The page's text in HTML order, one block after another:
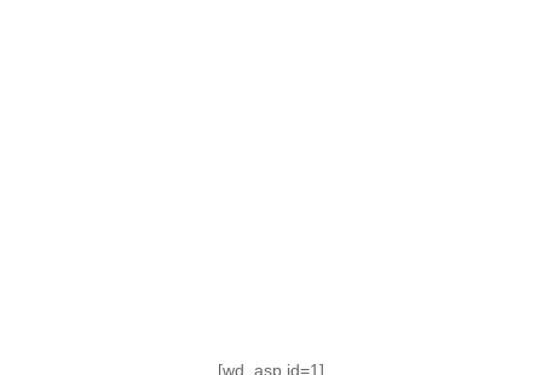
[wd_asp id=1]